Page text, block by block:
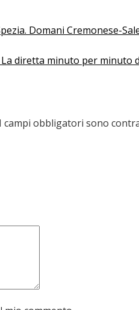
Domani Cremonese-
La diretta minuto per minuto
I campi obbligatori sono